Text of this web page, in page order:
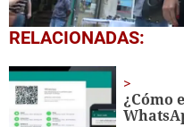
0
seconds
1
minute,
10
seconds
RELACIONADAS:
¿Cómo